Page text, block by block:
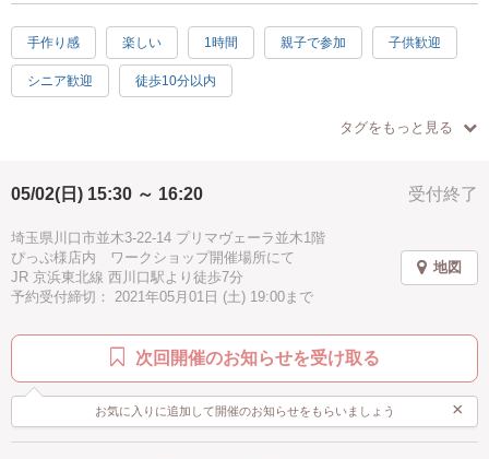
手作り感 楽しい 1時間 親子で参加 子供歓迎
シニア歓迎 徒歩10分以内
タグをもっと見る
受付終了
05/02(日) 15:30 ～ 16:20
埼玉県川口市並木3-22-14 プリマヴェーラ並木1階
ぴっぷ様店内 ワークショップ開催場所にて
JR 京浜東北線 西川口駅より徒歩7分
予約受付締切： 2021年05月01日 (土) 19:00まで
地図
次回開催のお知らせを受け取る
お気に入りに追加して開催のお知らせをもらいましょう ×